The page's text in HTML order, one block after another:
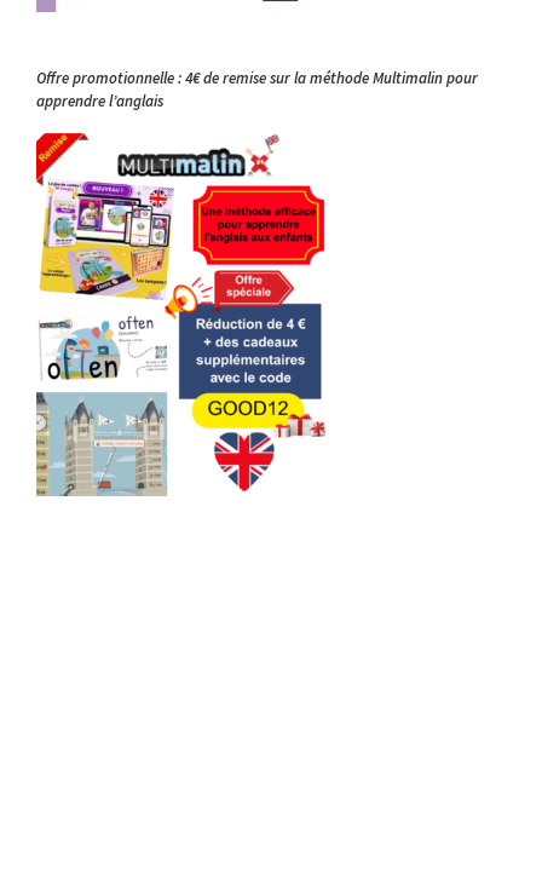
Offre promotionnelle : 4€ de remise sur la méthode Multimalin pour
apprendre l’anglais